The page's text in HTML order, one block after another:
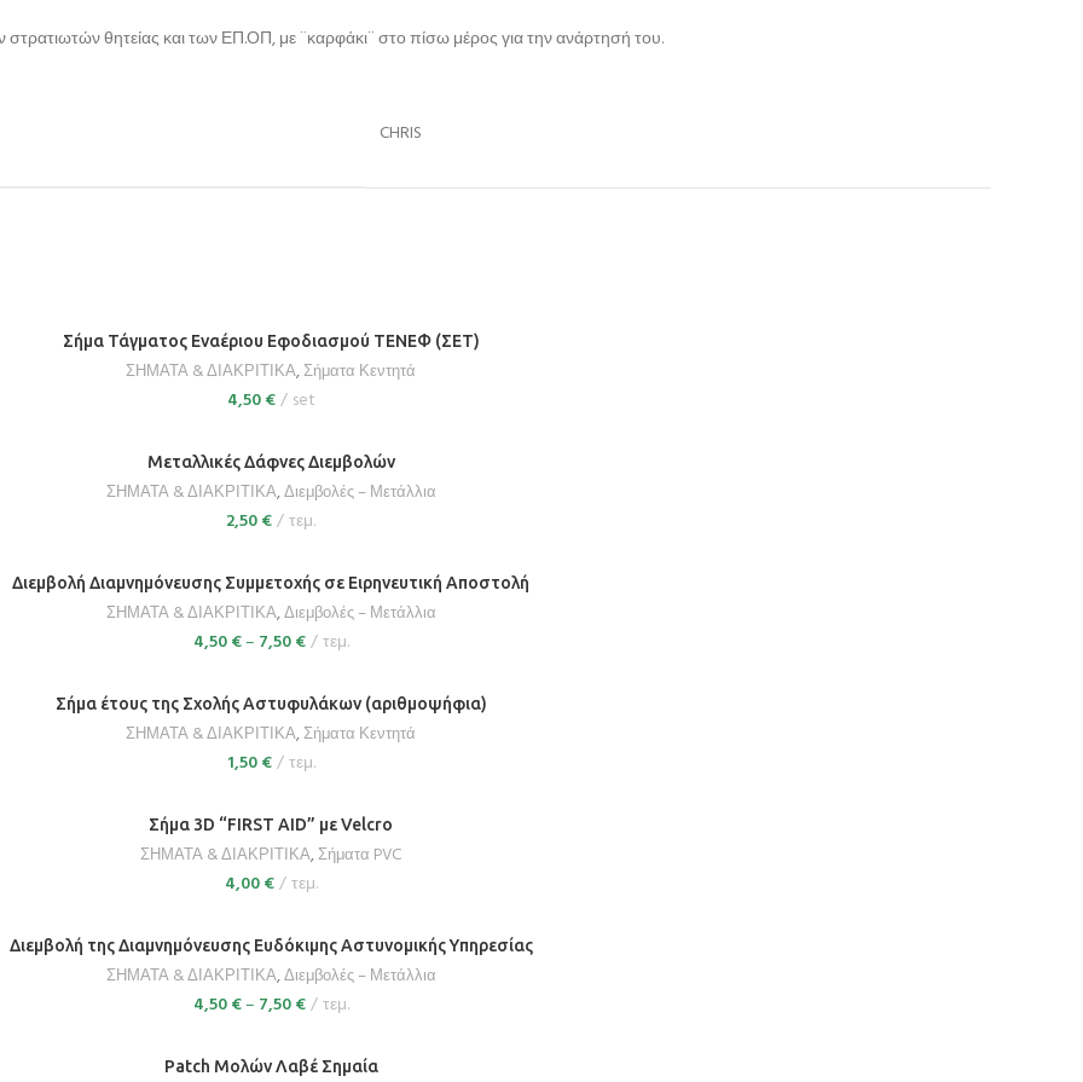
θητείας και των ΕΠ.ΟΠ, με ¨καρφάκι¨ στο πίσω μέρος για την ανάρτησή του.
CHRIS
ΕΠΙΛΟΓΉ
Σήμα Τάγματος Εναέριου Εφοδιασμού ΤΕΝΕΦ (ΣΕΤ)
ΣΗΜΑΤΑ & ΔΙΑΚΡΙΤΙΚΑ,Σήματα Κεντητά
4,50€ set
ΕΠΙΛΟΓΉ
Μεταλλικές Δάφνες Διεμβολών
ΣΗΜΑΤΑ & ΔΙΑΚΡΙΤΙΚΑ,Διεμβολές – Μετάλλια
2,50€ τεμ.
ΕΠΙΛΟΓΉ
Διεμβολή Διαμνημόνευσης Συμμετοχής σε Ειρηνευτική Αποστολή
ΣΗΜΑΤΑ & ΔΙΑΚΡΙΤΙΚΑ,Διεμβολές – Μετάλλια
4,50€– 7,50€ τεμ.
ΕΠΙΛΟΓΉ
Σήμα έτους της Σχολής Αστυφυλάκων (αριθμοψήφια)
ΣΗΜΑΤΑ & ΔΙΑΚΡΙΤΙΚΑ,Σήματα Κεντητά
1,50€ τεμ.
ΕΠΙΛΟΓΉ
Σήμα 3D “FIRST AID” με Velcro
ΣΗΜΑΤΑ & ΔΙΑΚΡΙΤΙΚΑ,Σήματα PVC
4,00€ τεμ.
ΕΠΙΛΟΓΉ
Διεμβολή της Διαμνημόνευσης Ευδόκιμης Αστυνομικής Υπηρεσίας
ΣΗΜΑΤΑ & ΔΙΑΚΡΙΤΙΚΑ,Διεμβολές – Μετάλλια
4,50€– 7,50€ τεμ.
ΠΡΟΣΘΉΚΗ ΣΤΟ ΚΑΛΆΘΙ
Patch Μολών Λαβέ Σημαία